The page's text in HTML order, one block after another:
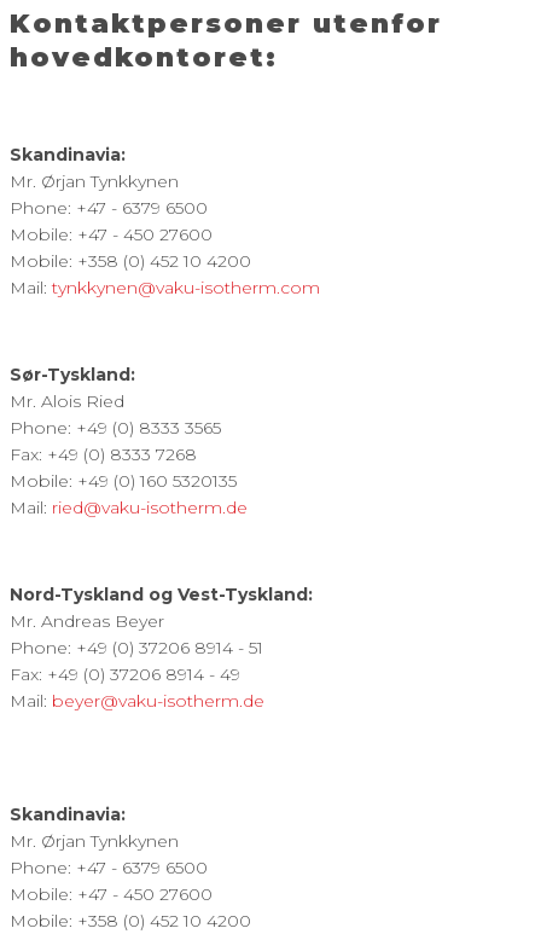
Kontaktpersoner utenfor
hovedkontoret:
Skandinavia:
Mr. Ørjan Tynkkynen
Phone: +47 - 6379 6500
Mobile: +47 - 450 27600
Mobile: +358 (0) 452 10 4200
Mail:tynkkynen@vaku-isotherm.com
Sør-Tyskland:
Mr. Alois Ried
Phone: +49 (0) 8333 3565
Fax: +49 (0) 8333 7268
Mobile: +49 (0) 160 5320135
Mail: ried@vaku-isotherm.de
Nord-Tyskland og Vest-Tyskland:
Mr. Andreas Beyer
Phone: +49 (0) 37206 8914 - 51
Fax: +49 (0) 37206 8914 - 49
Mail: beyer@vaku-isotherm.de
Skandinavia:
Mr. Ørjan Tynkkynen
Phone: +47 - 6379 6500
Mobile: +47 - 450 27600
Mobile: +358 (0) 452 10 4200